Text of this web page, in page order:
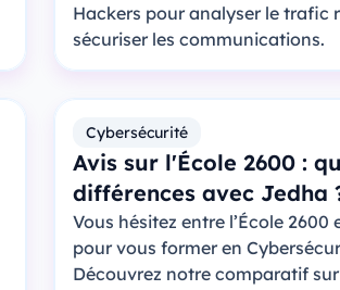
Hackers pour analyser le trafic
sécuriser les communications.
Cybersécurité
Avis sur l'École 2600 :
différences avec Jedha
Vous hésitez entre l’École 2600
pour vous former en
Découvrez notre comparatif sur